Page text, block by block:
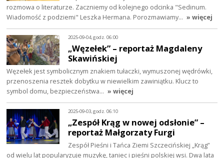
rozmowa o literaturze. Zaczniemy od kolejnego odcinka "Sedinum.
Wiadomość z podziemi" Leszka Hermana. Porozmawiamy… » więcej
2025-09-04, godz. 06:00
„Węzełek” – reportaż Magdaleny
Skawińskiej
Węzełek jest symbolicznym znakiem tułaczki, wymuszonej wędrówki,
przenoszenia resztek dobytku w niewielkim zawiniątku. Klucz to
symbol domu, bezpieczeństwa… » więcej
2025-09-03, godz. 06:10
„Zespół Krąg w nowej odsłonie” –
reportaż Małgorzaty Furgi
Zespół Pieśni i Tańca Ziemi Szczecińskiej „Krąg”
od wielu lat popularyzuje muzykę, taniec i pieśni polskiej wsi. Dwa lata